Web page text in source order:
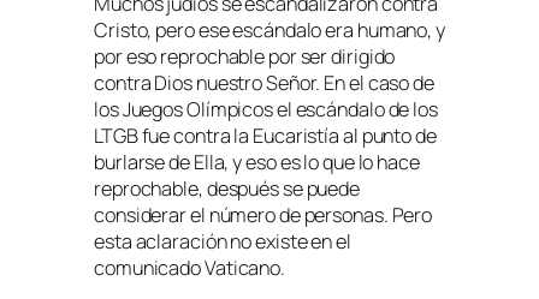
Cristo, pero ese escándalo era humano, y
por eso reprochable por ser dirigido
contra Dios nuestro Señor. En el caso de
los Juegos Olímpicos el escándalo de los
LTGB fue contra la Eucaristía al punto de
burlarse de Ella, y eso es lo que lo hace
reprochable, después se puede
considerar el número de personas. Pero
esta aclaración no existe en el
comunicado Vaticano.